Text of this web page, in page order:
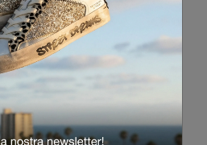
ALLA LISTA PRODOTTI